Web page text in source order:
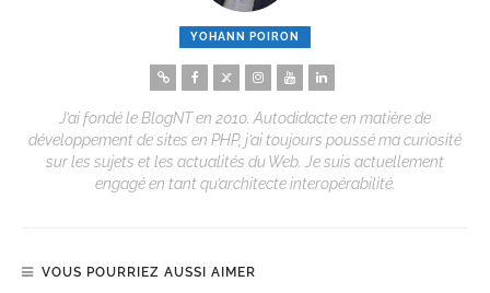
YOHANN POIRON
J’ai fondé le BlogNT en 2010. Autodidacte en matière de
développement de sites en PHP, j’ai toujours poussé ma curiosité
sur les sujets et les actualités du Web. Je suis actuellement
engagé en tant qu’architecte interopérabilité.
VOUS POURRIEZ AUSSI AIMER